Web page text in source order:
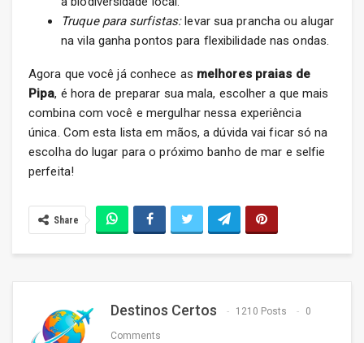
Truque para surfistas:levar sua prancha ou alugar
na vila ganha pontos para flexibilidade nas ondas.
Agora que você já conhece as melhores praias de
Pipa, é hora de preparar sua mala, escolher a que mais
combina com você e mergulhar nessa experiência
única. Com esta lista em mãos, a dúvida vai ficar só na
escolha do lugar para o próximo banho de mar e selfie
perfeita!
Share
Destinos Certos 1210 Posts 0
Comments